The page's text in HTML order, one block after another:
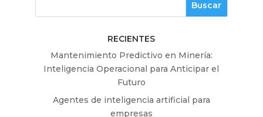
RECIENTES
Mantenimiento Predictivo en Minería:
Inteligencia Operacional para Anticipar el
Futuro
Agentes de inteligencia artificial para
empresas